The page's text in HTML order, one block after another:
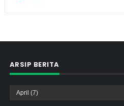
ARSIP BERITA